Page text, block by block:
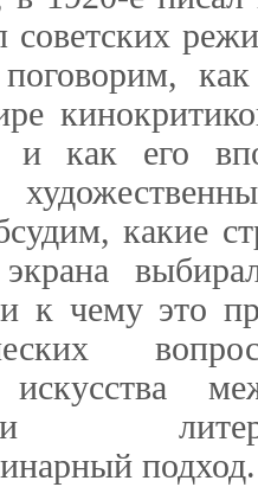
советских
и как его
какие
экрана
к чему это
подход.